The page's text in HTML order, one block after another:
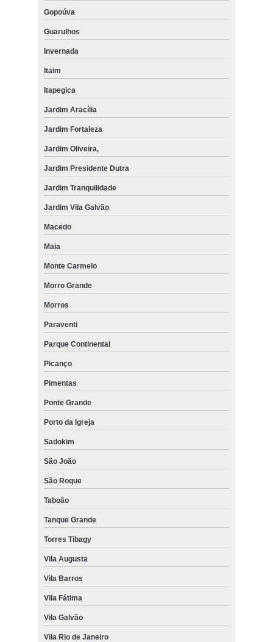
Gopoúva
Guarulhos
Invernada
Itaim
Itapegica
Jardim Aracília
Jardim Fortaleza
Jardim Oliveira,
Jardim Presidente Dutra
Jardim Tranquilidade
Jardim Vila Galvão
Macedo
Maia
Monte Carmelo
Morro Grande
Morros
Paraventi
Parque Continental
Picanço
Pimentas
Ponte Grande
Porto da Igreja
Sadokim
São João
São Roque
Taboão
Tanque Grande
Torres Tibagy
Vila Augusta
Vila Barros
Vila Fátima
Vila Galvão
Vila Rio de Janeiro